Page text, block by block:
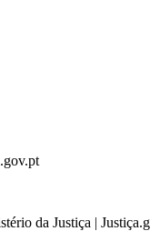
da Justiça |